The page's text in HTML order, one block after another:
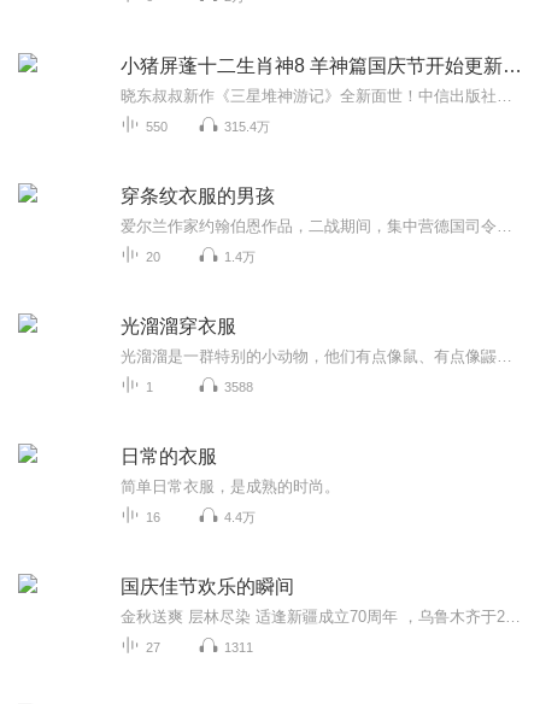
小猪屏蓬十二生肖神8 羊神篇国庆节开始更新啦！
550 315.4万
穿条纹衣服的男孩
20 1.4万
光溜溜穿衣服
1 3588
日常的衣服
简单日常衣服，是成熟的时尚。
16 4.4万
国庆佳节欢乐的瞬间
27 1311